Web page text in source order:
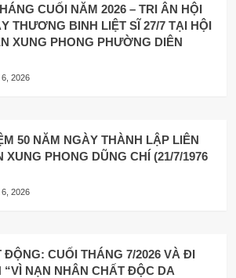
CUỐI NĂM 2026 – TRI ÂN HỘI
THƯƠNG BINH LIỆT SĨ 27/7 TẠI HỘI
XUNG PHONG PHƯỜNG DIÊN
2026
50 NĂM NGÀY THÀNH LẬP LIÊN
XUNG PHONG DŨNG CHÍ (21/7/1976
2026
ĐỘNG: CUỐI THÁNG 7/2026 VÀ ĐI
NẠN NHÂN CHẤT ĐỘC DA